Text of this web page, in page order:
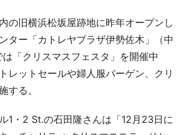
の旧横浜松坂屋跡地に昨年オープンし
ター「カトレヤプラザ伊勢佐木」（中
「クリスマスフェスタ」を開催中
レットセールや婦人服バーゲン、クリ
する。
1・2 St.の石田隆さんは「12月23日に